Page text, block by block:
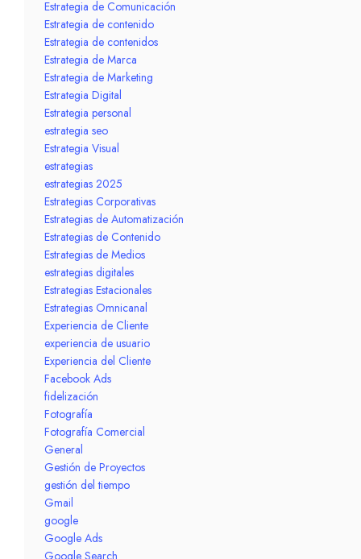
Estrategia de Comunicación
Estrategia de contenido
Estrategia de contenidos
Estrategia de Marca
Estrategia de Marketing
Estrategia Digital
Estrategia personal
estrategia seo
Estrategia Visual
estrategias
estrategias 2025
Estrategias Corporativas
Estrategias de Automatización
Estrategias de Contenido
Estrategias de Medios
estrategias digitales
Estrategias Estacionales
Estrategias Omnicanal
Experiencia de Cliente
experiencia de usuario
Experiencia del Cliente
Facebook Ads
fidelización
Fotografía
Fotografía Comercial
General
Gestión de Proyectos
gestión del tiempo
Gmail
google
Google Ads
Google Search